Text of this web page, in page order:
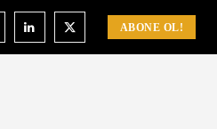
ABONE OL!